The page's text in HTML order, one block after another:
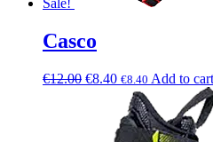
Sale!
Casco
€12.00 €8.40 €8.40 Add to cart